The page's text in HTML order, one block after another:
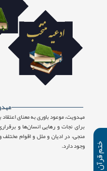
ختم قرآن
مهدویت، موعود باوری به معنای
برای نجات و رهایی انسان‌ها و
منجی، در ادیان و ملل و اقوام
وجود دارد.